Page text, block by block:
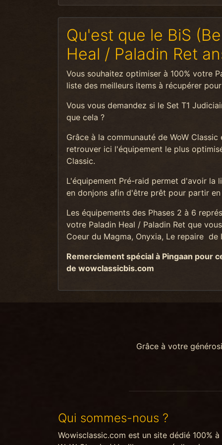
Qu'est que le BiS
Heal / Paladin Ret
Vous souhaitez optimiser à 100% votre
liste des meilleurs items à récupérer
Vous vous demandez si le Set T1
que cela ?
Grâce à la communauté de WoW
retrouver ici l'équipement le plus
Classic.
L'équipement Pré-raid permet d'avoir la
en donjons afin d'être prêt pour partir
Les équipements des Phases 2 à 6
votre Paladin Heal / Paladin Ret que
Coeur du Magma, Onyxia, Le repaire
Remerciement spécial à Pingaan pour
de wowclassicbis.com
Grâce à votre
Qui sommes-nous ?
Wowisclassic.com est un site dédié 100% à